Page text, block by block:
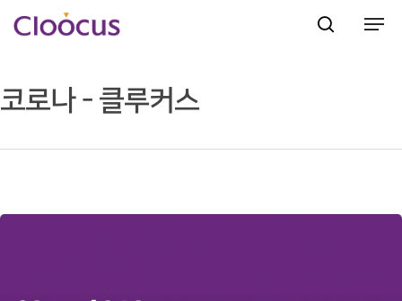
Hit enter to search or ESC to close
코로나 - 클루커스